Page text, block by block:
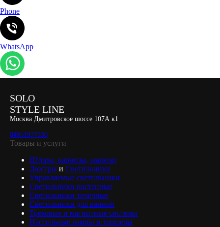
Phone
WhatsApp
SOLO
STYLE LINE
Москва Дмитровское шоссе 107А к1
84951977330
Товары и услуги
Шторы, карнизы, жалюзи
Люстры и Светильники
Управляемые светильники
Светильники настенные
Светильники точечные
Светильники для ванной
Трековые и магнитные системы
Настольные лампы и торшеры